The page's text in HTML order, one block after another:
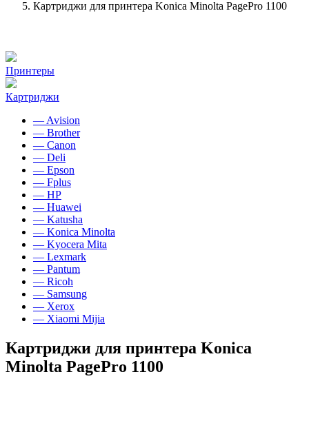
Картриджи для принтера Konica Minolta PagePro 1100
Принтеры
Картриджи
— Avision
— Brother
— Canon
— Deli
— Epson
— Fplus
— HP
— Huawei
— Katusha
— Konica Minolta
— Kyocera Mita
— Lexmark
— Pantum
— Ricoh
— Samsung
— Xerox
— Xiaomi Mijia
Картриджи для принтера Konica
Minolta PagePro 1100